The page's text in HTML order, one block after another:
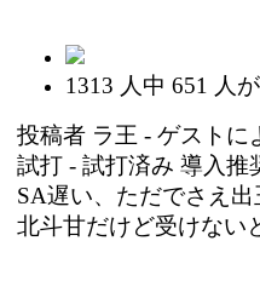
1313 人中 651 人
投稿者 ラ王 - ゲストに
試打 - 試打済み 導入推
SA遅い、ただでさえ
北斗甘だけど受けない